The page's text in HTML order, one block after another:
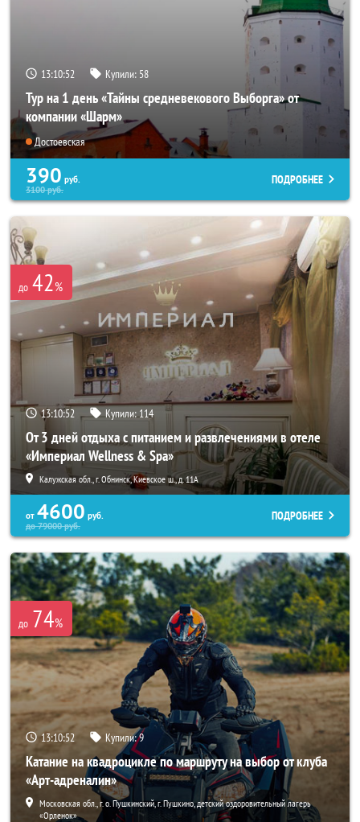
13:10:51 Купили: 58
Тур на 1 день «Тайны средневекового Выборга» от
компании «Шарм»
Достоевская
390 руб.
3100руб.
ПОДРОБНЕЕ
до 42%
13:10:51 Купили:114
От 3 дней отдыха с питанием и развлечениями в отеле
«Империал Wellness & Spa»
Калужская обл., г. Обнинск, Киевское ш., д. 11А
от 4600 руб.
до79000руб.
ПОДРОБНЕЕ
до 74%
13:10:51 Купили:9
Катание на квадроцикле по маршруту на выбор от клуба
«Арт-адреналин»
Московская обл., г. о. Пушкинский, г. Пушкино, детский оздоровительный лагерь
«Орленок»